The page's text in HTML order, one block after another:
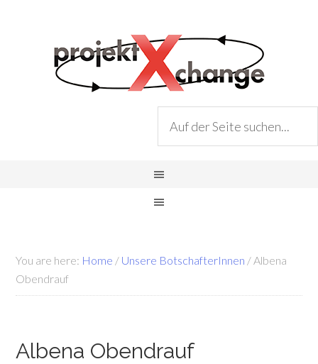
You are here: Home / Unsere BotschafterInnen /Albena
Obendrauf
Albena Obendrauf